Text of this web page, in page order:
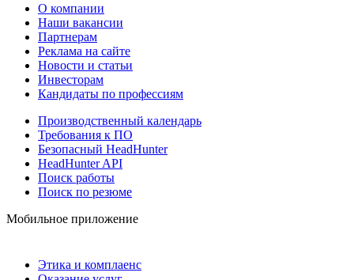
О компании
Наши вакансии
Партнерам
Реклама на сайте
Новости и статьи
Инвесторам
Кандидаты по профессиям
Производственный календарь
Требования к ПО
Безопасный HeadHunter
HeadHunter API
Поиск работы
Поиск по резюме
Мобильное приложение
Этика и комплаенс